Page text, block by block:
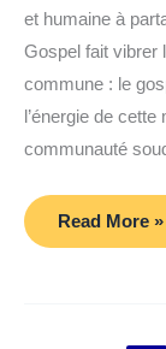
et humaine à
Gospel fait vibrer
commune : le
l’énergie de
communauté
ALLEGRA
Anniversaire
Read More »